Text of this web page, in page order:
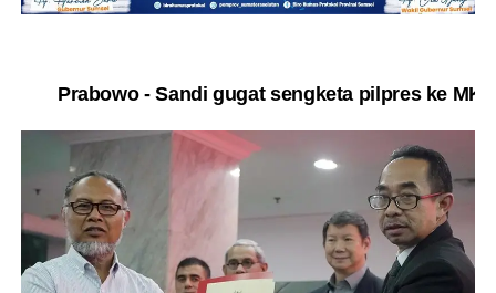
Prabowo - Sandi gugat sengketa pilpres ke MK